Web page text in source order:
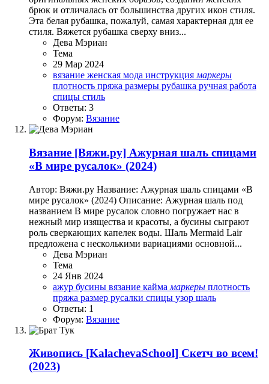
брюк и отличалась от большинства других икон стиля.
Эта белая рубашка, пожалуй, самая характерная для ее
стиля. Вяжется рубашка сверху вниз...
Дева Мэриан
Тема
29 Мар 2024
вязание женская мода инструкция маркеры
плотность пряжа размеры рубашка ручная работа
спицы стиль
Ответы: 3
Форум: Вязание
Вязание [Вяжи.ру] Ажурная шаль спицами
«В мире русалок» (2024)
Автор: Вяжи.ру Название: Ажурная шаль спицами «В
мире русалок» (2024) Описание: Ажурная шаль под
названием В мире русалок словно погружает нас в
нежный мир изящества и красоты, а бусины сыграют
роль сверкающих капелек воды. Шаль Mermaid Lair
предложена с несколькими вариациями основной...
Дева Мэриан
Тема
24 Янв 2024
ажур бусины вязание кайма маркеры плотность
пряжа размер русалки спицы узор шаль
Ответы: 1
Форум: Вязание
Живопись [KalachevaSchool] Скетч во всем!
(2023)